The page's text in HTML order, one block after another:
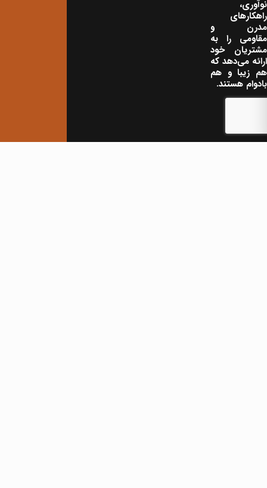
نوآوری،
راهکارهای
مدرن و
مقاومی را به
مشتریان خود
ارائه می‌دهد که
هم زیبا و هم
بادوام هستند.